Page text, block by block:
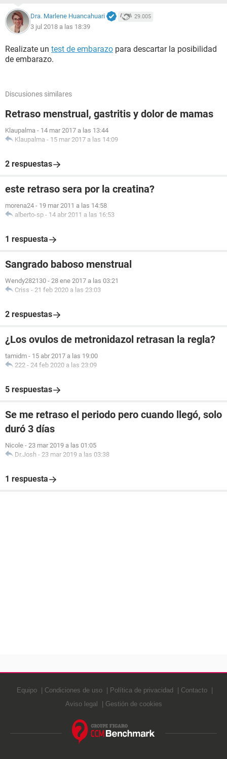
Dra. Marlene Huancahuari 29.005
3 jul 2018 a las 18:39
Realizate un test de embarazo para descartar la posibilidad
de embarazo.
Discusiones similares
Retraso menstrual, gastritis y dolor de mamas
Klaupalma - 14 mar 2017 a las 13:44
Klaupalma - 15 mar 2017 a las 14:09
2 respuestas
este retraso sera por la creatina?
morena24 - 19 mar 2011 a las 14:58
alberto-sp - 14 abr 2011 a las 16:53
1 respuesta
Sangrado baboso menstrual
Wendy282130 - 28 ene 2017 a las 03:21
Criss - 21 feb 2020 a las 23:03
2 respuestas
¿Los ovulos de metronidazol retrasan la regla?
tamidm - 15 abr 2017 a las 19:00
222 - 24 feb 2020 a las 23:09
5 respuestas
Se me retraso el periodo pero cuando llegó, solo
duró 3 días
Nicole - 23 mar 2019 a las 01:05
Dr.Josh - 23 mar 2019 a las 03:38
1 respuesta
Equipo Condiciones de uso Política de privacidad
Contacto
Aviso legal
Gestión de cookies